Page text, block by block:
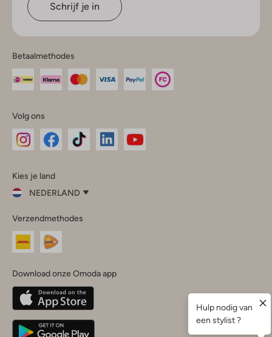
Schrijf je in
Betaalmethodes
Volg ons
InstagramFacebook
Kies je land
NEDERLAND
je
land
Nederland
Belgique(Français)
Deutschland
Verzendmethodes
Download onze Omoda app